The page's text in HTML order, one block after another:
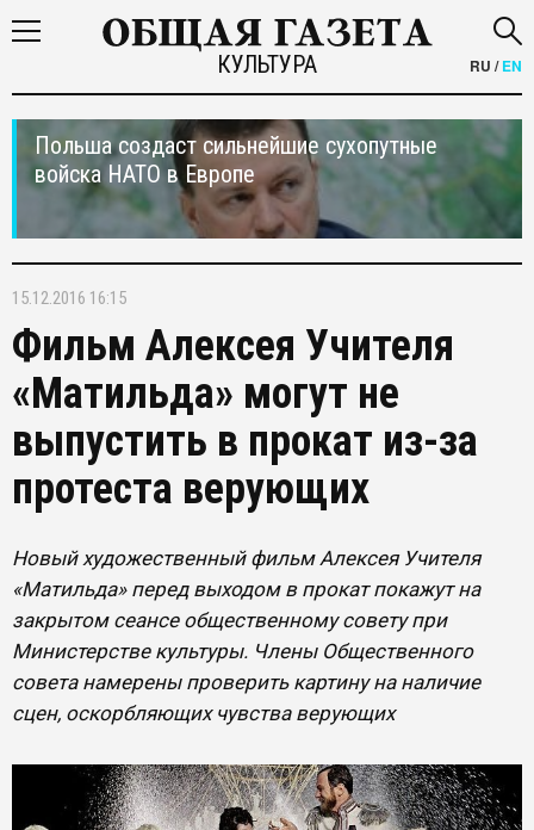
КУЛЬТУРА RU /EN
Польша создаст сильнейшие сухопутные
войска НАТО в Европе
15.12.2016 16:15
Фильм Алексея Учителя
«Матильда» могут не
выпустить в прокат из-за
протеста верующих
Новый художественный фильм Алексея Учителя
«Матильда» перед выходом в прокат покажут на
закрытом сеансе общественному совету при
Министерстве культуры. Члены Общественного
совета намерены проверить картину на наличие
сцен, оскорбляющих чувства верующих